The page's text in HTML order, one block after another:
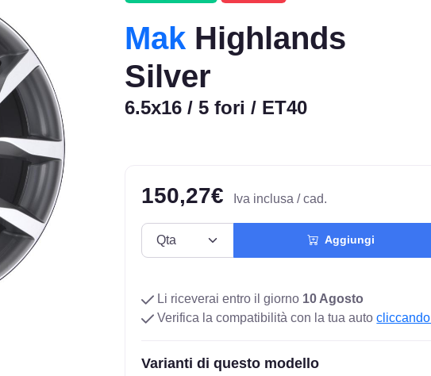
Mak Highlands
Silver
6.5x16 / 5 fori / ET40
150,27€ Iva inclusa / cad.
Aggiungi
Li riceverai entro il giorno 10 Agosto
Verifica la compatibilità con la tua auto
Varianti di questo modello